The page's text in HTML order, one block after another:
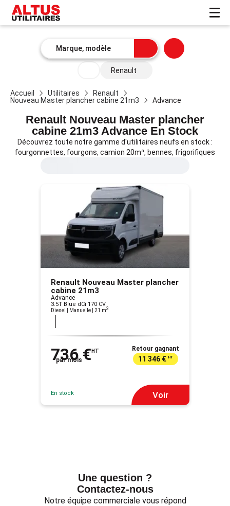
Renault
Nouveau Master plancher cabine 21m3
Accueil Utilitaires
Renault
Nouveau Master plancher cabine 21m3
Advance
Renault Nouveau Master plancher
cabine 21m3 Advance En Stock
Découvrez toute notre gamme d'utilitaires neufs en stock :
fourgonnettes, fourgons, camion 20m³, bennes, frigorifiques
Renault Nouveau Master plancher
cabine 21m3
Advance
3.5T Blue dCi 170 CV
Diesel | Manuelle | 21 m3
736 € HT
par mois
Retour gagnant
11 346 € HT
En stock Voir
Une question ?
Contactez-nous
Notre équipe commerciale vous répond